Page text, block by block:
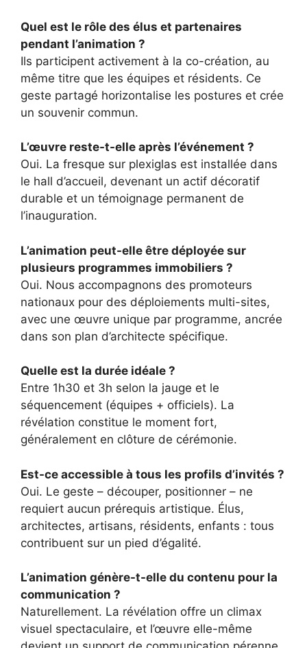
Quel est le rôle des élus et partenaires
pendant l’animation ?
Ils participent activement à la co-création, au
même titre que les équipes et résidents. Ce
geste partagé horizontalise les postures et crée
un souvenir commun.
L’œuvre reste-t-elle après l’événement ?
Oui. La fresque sur plexiglas est installée dans
le hall d’accueil, devenant un actif décoratif
durable et un témoignage permanent de
l’inauguration.
L’animation peut-elle être déployée sur
plusieurs programmes immobiliers ?
Oui. Nous accompagnons des promoteurs
nationaux pour des déploiements multi-sites,
avec une œuvre unique par programme, ancrée
dans son plan d’architecte spécifique.
Quelle est la durée idéale ?
Entre 1h30 et 3h selon la jauge et le
séquencement (équipes + officiels). La
révélation constitue le moment fort,
généralement en clôture de cérémonie.
Est-ce accessible à tous les profils d’invités ?
Oui. Le geste – découper, positionner – ne
requiert aucun prérequis artistique. Élus,
architectes, artisans, résidents, enfants : tous
contribuent sur un pied d’égalité.
L’animation génère-t-elle du contenu pour la
communication ?
Naturellement. La révélation offre un climax
visuel spectaculaire, et l’œuvre elle-même